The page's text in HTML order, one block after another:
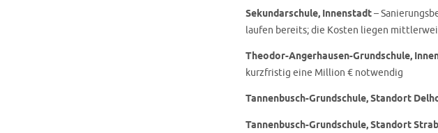
Sekundarschule, Innenstadt–
laufen bereits; die Kosten liegen
Theodor-Angerhausen-Grundschule,
kurzfristig eine Million € notwendig
Tannenbusch-Grundschule, Standort
Tannenbusch-Grundschule, Standort